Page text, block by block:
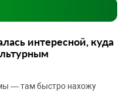
интересной, куда
— там быстро нахожу